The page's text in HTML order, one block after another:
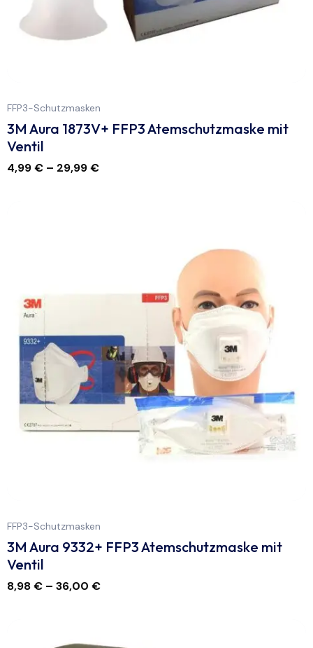
FFP3-Schutzmasken
3M Aura 1873V+ FFP3 Atemschutzmaske mit
Ventil
4,99€ – 29,99€
FFP3-Schutzmasken
3M Aura 9332+ FFP3 Atemschutzmaske mit
Ventil
8,98€ – 36,00 €